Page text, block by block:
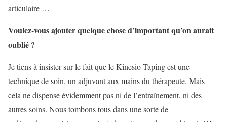
articulaire …
Voulez-vous ajouter quelque chose d’important qu’on aurait
oublié ?
Je tiens à insister sur le fait que le Kinesio Taping est une
technique de soin, un adjuvant aux mains du thérapeute. Mais
cela ne dispense évidemment pas ni de l’entraînement, ni des
autres soins. Nous tombons tous dans une sorte de